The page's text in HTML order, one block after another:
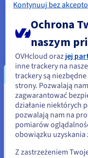
Diagramy Sankey
wizualizacji
lub kategoriami. Są
przenoszenia energii,
w przypadku ścieżek
pasma odpowiada
Do dalszego
strumieni (lub
danych
często
wizualizacji
popularność tematów.
pomagają w
punktów danych
Wydaje się,
Stany
Jeśli chcesz złożyć
Kontynuuj bez
Ochrona
naszym
OVHcloud oraz jej
inne trackery na
trackery są
strony. Pozwalają
zagwarantować
działanie niektórych
pozwalają nam na
pomiarów
obowiązku uzyskania
Z zastrzeżeniem